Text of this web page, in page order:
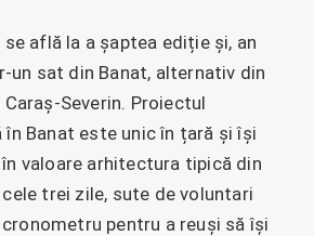
află la a șaptea ediție și, an
un sat din Banat, alternativ din
Severin. Proiectul
Banat este unic în țară și își
în valoare arhitectura tipică din
trei zile, sute de voluntari
pentru a reuși să își